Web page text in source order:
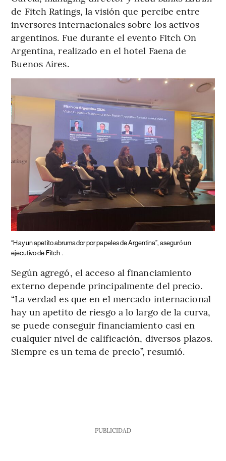
de Fitch Ratings, la visión que percibe entre
inversores internacionales sobre los activos
argentinos. Fue durante el evento Fitch On
Argentina, realizado en el hotel Faena de
Buenos Aires.
“Hay un apetito abrumador por papeles de Argentina”, aseguró un
ejecutivo de Fitch .
Según agregó, el acceso al financiamiento
externo depende principalmente del precio.
“La verdad es que en el mercado internacional
hay un apetito de riesgo a lo largo de la curva,
se puede conseguir financiamiento casi en
cualquier nivel de calificación, diversos plazos.
Siempre es un tema de precio”, resumió.
PUBLICIDAD